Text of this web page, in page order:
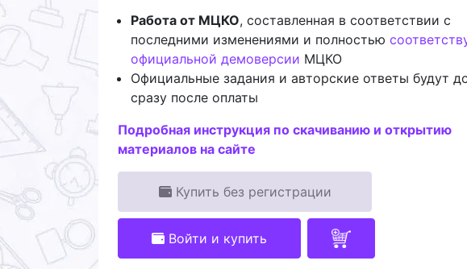
Работа от МЦКО, составленная в соответствии с
последними изменениями и полностью
официальной демоверсии МЦКО
Официальные задания и авторские ответы будут
сразу после оплаты
Подробная инструкция по скачиванию и открытию
материалов на сайте
Купить без регистрации
Войти и купить